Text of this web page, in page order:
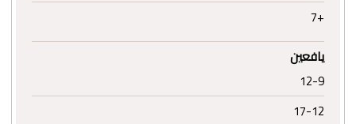
+7
يافعين
12-9
17-12